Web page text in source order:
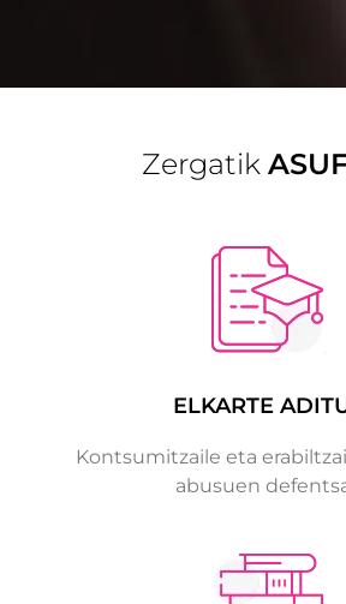
Zergatik
ELKARTE
Kontsumitzaile eta
abusuen